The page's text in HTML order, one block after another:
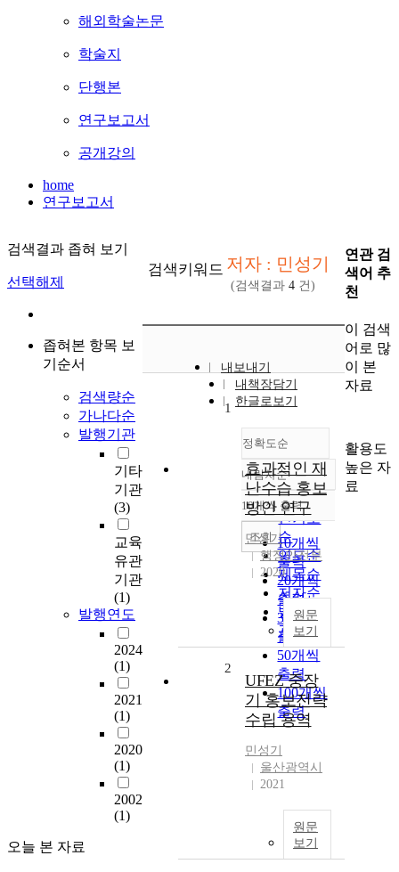
해외학술논문
학술지
단행본
연구보고서
공개강의
home
연구보고서
검색결과 좁혀 보기
선택해제
좁혀본 항목 보
기순서
검색량순
가나다순
발행기관
기타
기관
(3)
교육
유관
기관
(1)
발행연도
2024
(1)
2021
(1)
2020
(1)
2002
(1)
오늘 본 자료
검색키워드 저자 : 민성기
(검색결과 4 건)
내보내기
내책장담기
한글로보기
정확도순
정확도
순
인기도
순
연도순
제목순
저자순
발행기
관순
내림차순
내림차순
10개씩 출력
10개씩
출력
20개씩
출력
30개씩
출력
50개씩
출력
100개씩
출력
조회
1
효과적인 재
난수습 홍보
방안 연구
민성기
행정안전부
2020
원문
보기
2
UFEZ 중장
기 홍보전략
수립 용역
민성기
울산광역시
2021
원문
보기
연관 검
색어 추
천
이 검색
어로 많
이 본
자료
활용도
높은 자
료